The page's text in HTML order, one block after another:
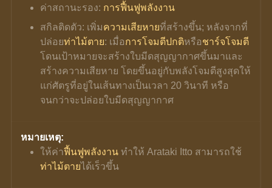
ค่าสถานะรอง: การฟื้นฟูพลังงาน
สกิลติดตัว: เพิ่มความเสียหายที่สร้างขึ้น; หลังจากที่
ปล่อยท่าไม้ตาย: เมื่อการโจมตีปกติหรือชาร์จโจมตี
โดนเป้าหมายจะสร้างใบมีดสุญญากาศขึ้นมาและ
สร้างความเสียหาย โดยขึ้นอยู่กับพลังโจมตีสูงสุดให้
แก่ศัตรูที่อยู่ในเส้นทางเป็นเวลา 20 วินาที หรือ
จนกว่าจะปล่อยใบมีดสุญญากาศ
หมายเหตุ:
ให้ค่าฟื้นฟูพลังงาน ทำให้ Arataki Itto สามารถใช้
ท่าไม้ตายได้เร็วขึ้น